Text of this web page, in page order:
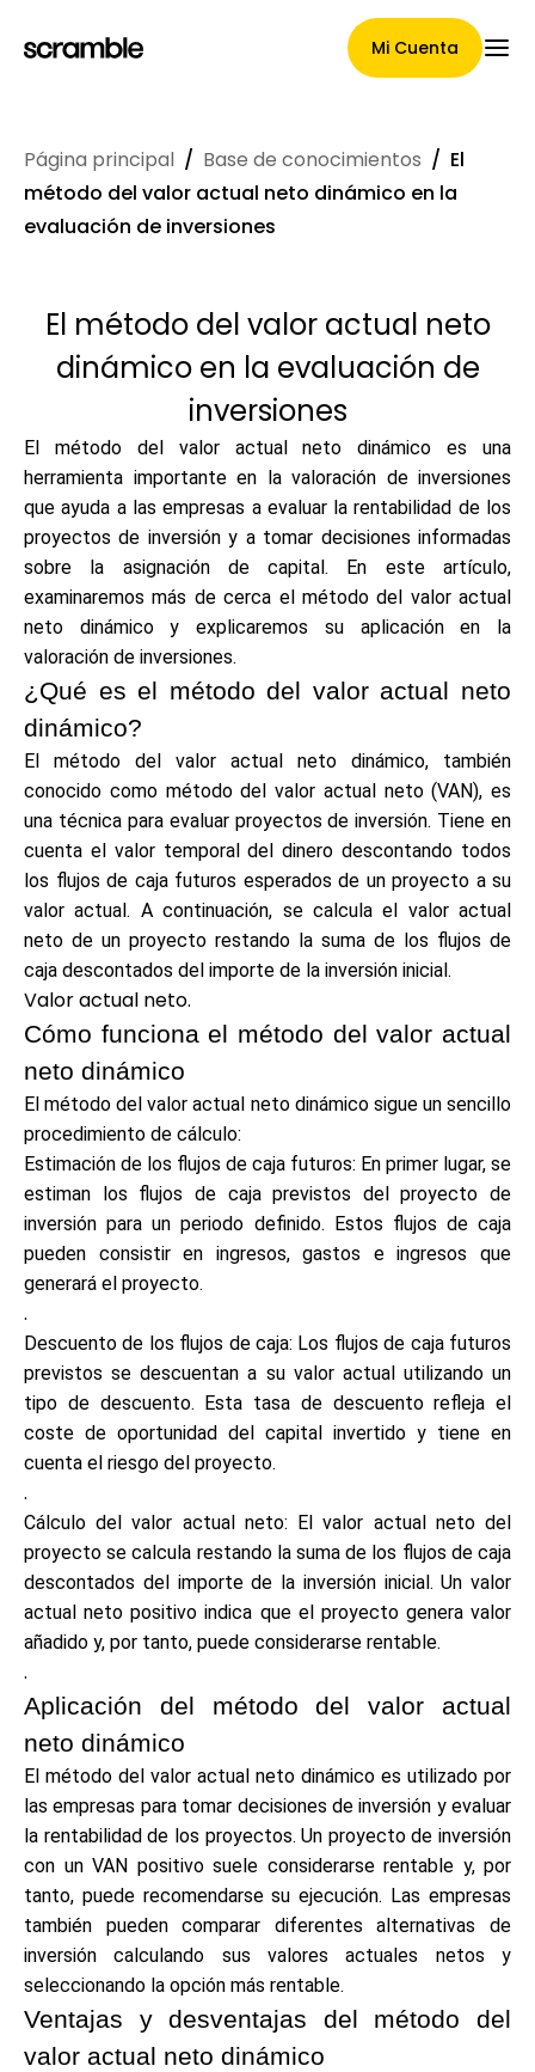
Mi Cuenta
Página Principal
Términos de asignación de
reclamaciones
Galería de marcas
Selección de marca
Calculadoras
Historial de Rondas
Blog
Contáctenos
Ayuda
Mi Cuenta
Obtener financiación
ask@scrambleup.com
Página principal / Base de conocimientos / El
método del valor actual neto dinámico en la
evaluación de inversiones
El método del valor actual neto
dinámico en la evaluación de
inversiones
El método del valor actual neto dinámico es una
herramienta importante en la valoración de inversiones
que ayuda a las empresas a evaluar la rentabilidad de los
proyectos de inversión y a tomar decisiones informadas
sobre la asignación de capital. En este artículo,
examinaremos más de cerca el método del valor actual
neto dinámico y explicaremos su aplicación en la
valoración de inversiones.
¿Qué es el método del valor actual neto
dinámico?
El método del valor actual neto dinámico, también
conocido como método del valor actual neto (VAN), es
una técnica para evaluar proyectos de inversión. Tiene en
cuenta el valor temporal del dinero descontando todos
los flujos de caja futuros esperados de un proyecto a su
valor actual. A continuación, se calcula el valor actual
neto de un proyecto restando la suma de los flujos de
caja descontados del importe de la inversión inicial.
Valor actual neto.
Cómo funciona el método del valor actual
neto dinámico
El método del valor actual neto dinámico sigue un sencillo
procedimiento de cálculo:
Estimación de los flujos de caja futuros: En primer lugar, se
estiman los flujos de caja previstos del proyecto de
inversión para un periodo definido. Estos flujos de caja
pueden consistir en ingresos, gastos e ingresos que
generará el proyecto.
.
Descuento de los flujos de caja: Los flujos de caja futuros
previstos se descuentan a su valor actual utilizando un
tipo de descuento. Esta tasa de descuento refleja el
coste de oportunidad del capital invertido y tiene en
cuenta el riesgo del proyecto.
.
Cálculo del valor actual neto: El valor actual neto del
proyecto se calcula restando la suma de los flujos de caja
descontados del importe de la inversión inicial. Un valor
actual neto positivo indica que el proyecto genera valor
añadido y, por tanto, puede considerarse rentable.
.
Aplicación del método del valor actual
neto dinámico
El método del valor actual neto dinámico es utilizado por
las empresas para tomar decisiones de inversión y evaluar
la rentabilidad de los proyectos. Un proyecto de inversión
con un VAN positivo suele considerarse rentable y, por
tanto, puede recomendarse su ejecución. Las empresas
también pueden comparar diferentes alternativas de
inversión calculando sus valores actuales netos y
seleccionando la opción más rentable.
Ventajas y desventajas del método del
valor actual neto dinámico